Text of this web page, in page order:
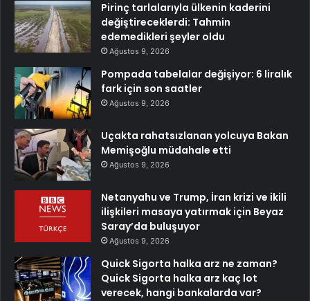
Pirinç tarlalarıyla ülkenin kaderini
değiştireceklerdi: Tahmin
edemedikleri şeyler oldu
Ağustos 9, 2026
Pompada tabelalar değişiyor: 6 liralık
fark için son saatler
Ağustos 9, 2026
Uçakta rahatsızlanan yolcuya Bakan
Memişoğlu müdahale etti
Ağustos 9, 2026
Netanyahu ve Trump, İran krizi ve ikili
ilişkileri masaya yatırmak için Beyaz
Saray’da buluşuyor
Ağustos 9, 2026
Quick Sigorta halka arz ne zaman?
Quick Sigorta halka arz kaç lot
verecek, hangi bankalarda var?